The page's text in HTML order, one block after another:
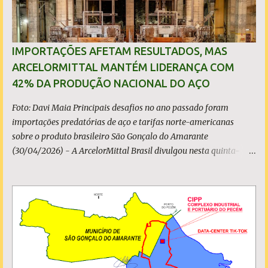
IMPORTAÇÕES AFETAM RESULTADOS, MAS
ARCELORMITTAL MANTÉM LIDERANÇA COM
42% DA PRODUÇÃO NACIONAL DO AÇO
Foto: Davi Maia Principais desafios no ano passado foram
importações predatórias de aço e tarifas norte-americanas
sobre o produto brasileiro São Gonçalo do Amarante
(30/04/2026) - A ArcelorMittal Brasil divulgou nesta quinta-
predatórias, sobretudo da China, e as tarifas impostas pelo
Governo dos Estados Unidos afetaram os resultados financeiros
e operacionais da organização e de todo o setor do aço brasileiro.
Ainda assim, a empresa manteve-se como líder no Brasil, com
42% da produção nacional de aço bruto, os investimentos
programados e permaneceu firme em seus valores de segurança,